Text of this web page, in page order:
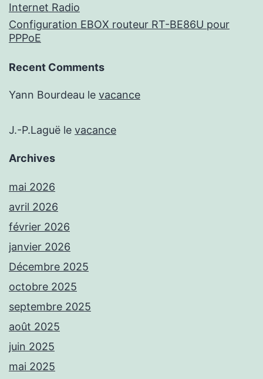
Internet Radio
Configuration EBOX routeur RT-BE86U pour
PPPoE
Recent Comments
Yann Bourdeau le vacance
J.-P.Laguë le vacance
Archives
mai 2026
avril 2026
février 2026
janvier 2026
Décembre 2025
octobre 2025
septembre 2025
août 2025
juin 2025
mai 2025